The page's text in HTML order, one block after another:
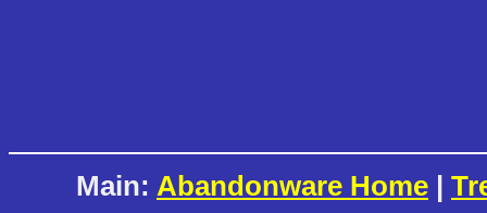
Main: Abandonware Home |